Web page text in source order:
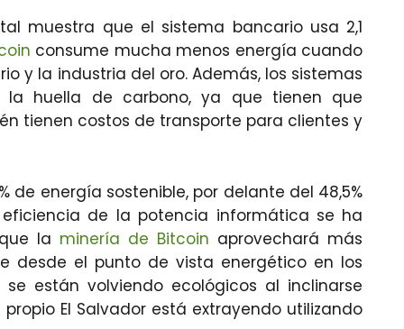
muestra que el sistema bancario usa 2,1
consume mucha menos energía cuando
y la industria del oro. Además, los sistemas
la huella de carbono, ya que tienen que
tienen costos de transporte para clientes y
de energía sostenible, por delante del 48,5%
de la potencia informática se ha
la minería de Bitcoin aprovechará más
desde el punto de vista energético en los
están volviendo ecológicos al inclinarse
El Salvador está extrayendo utilizando